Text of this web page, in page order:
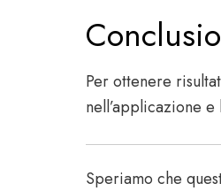
Per ottenere
nell’applicazione
Speriamo che